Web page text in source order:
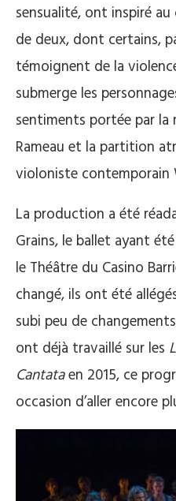
sensualité, ont inspiré
de deux, dont certains,
témoignent de la
submerge les
sentiments portée par la
Rameau et la partition
violoniste contemporain
La production a été
Grains, le ballet ayant
le Théâtre du Casino
changé, ils ont été
subi peu de
ont déjà travaillé sur les
Cantataen 2015, ce
occasion d’aller encore